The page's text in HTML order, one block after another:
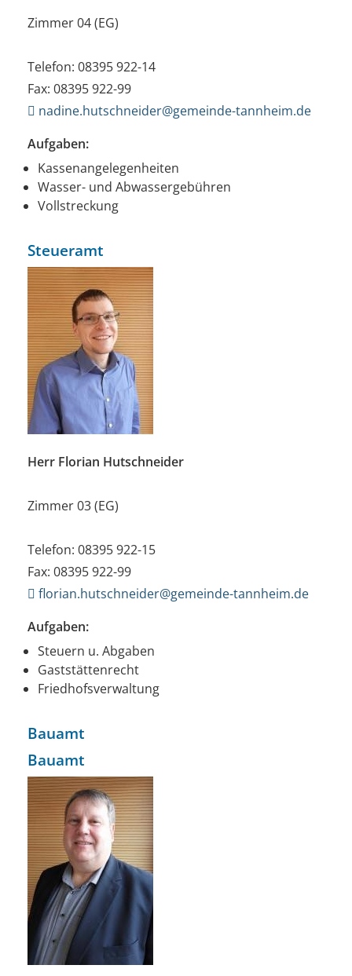
Zimmer 04 (EG)
Telefon: 08395 922-14
Fax: 08395 922-99
nadine.hutschneider@gemeinde-tannheim.de
Aufgaben:
Kassenangelegenheiten
Wasser- und Abwassergebühren
Vollstreckung
Steueramt
Herr Florian Hutschneider
Zimmer 03 (EG)
Telefon: 08395 922-15
Fax: 08395 922-99
florian.hutschneider@gemeinde-tannheim.de
Aufgaben:
Steuern u. Abgaben
Gaststättenrecht
Friedhofsverwaltung
Bauamt
Bauamt